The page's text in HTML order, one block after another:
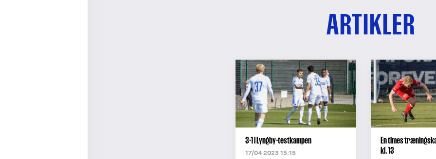
ARTIKLER
3-1 i Lyngby-testkampen
17/04 2023 15:15
En times
kl. 13